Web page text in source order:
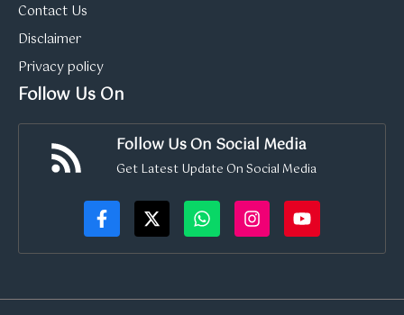
Contact Us
Disclaimer
Privacy policy
Follow Us On
Follow Us On Social Media
Get Latest Update On Social Media